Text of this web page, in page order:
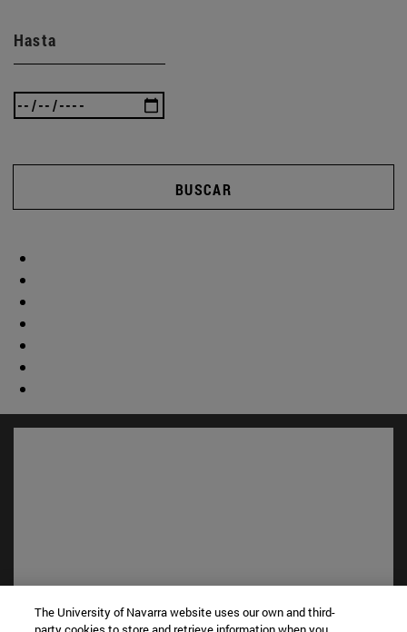
Hasta
BUSCAR
Accesos directos
The University of Navarra website uses our own and third-